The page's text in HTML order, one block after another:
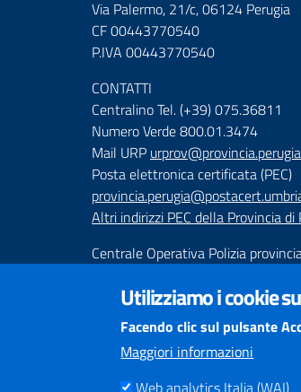
Via Palermo, 21/c, 06124 Perugia
CF 00443770540
P.IVA 00443770540
CONTATTI
Centralino Tel. (+39) 075.36811
Numero Verde 800.01.3474
Mail URP
Posta elettronica certificata (PEC)
Altri indirizzi PEC della Provincia di
Centrale Operativa Polizia
Emergenza Stradale 335.6425246
Numeri Emergenza dei Comprensori
Infoviabilità
Utilizziamo i cookie
Facendo clic sul pulsante
Maggiori informazioni
Web analytics Italia (WAI)